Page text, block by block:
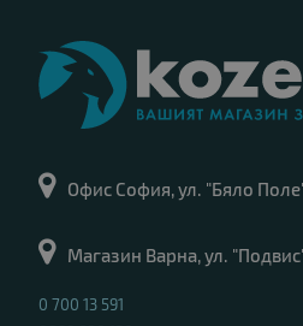
Офис София, ул. "Бяло
Магазин Варна, ул.
0 700 13 591